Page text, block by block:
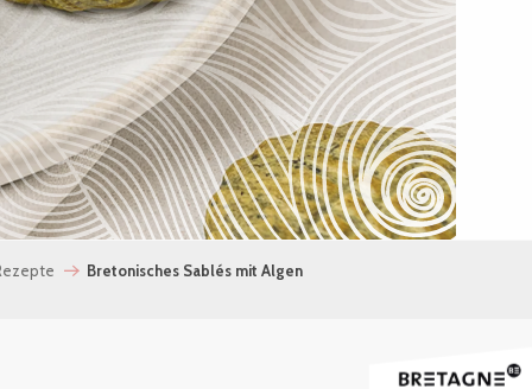
Bretonisches Sablés mit Algen